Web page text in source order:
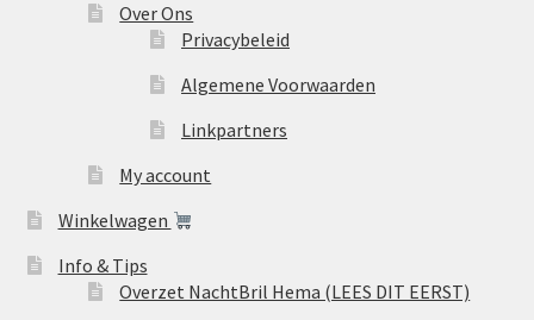
Over Ons
Privacybeleid
Algemene Voorwaarden
Linkpartners
My account
Winkelwagen
Info & Tips
Overzet NachtBril Hema (LEES DIT EERST)